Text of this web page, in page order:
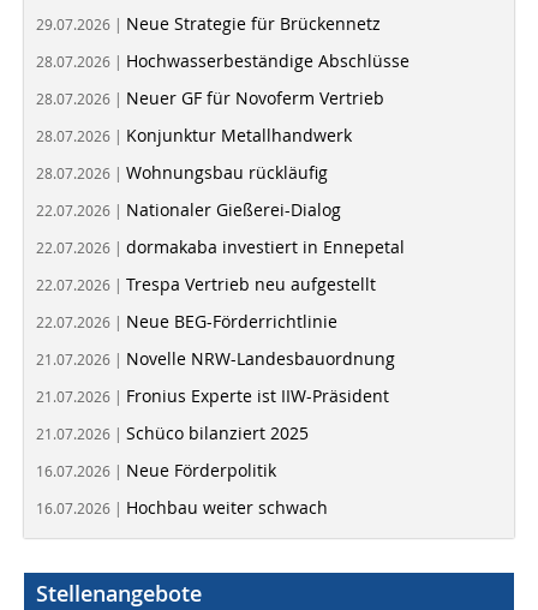
29.07.2026 | Neue Strategie für Brückennetz
28.07.2026 | Hochwasserbeständige Abschlüsse
28.07.2026 | Neuer GF für Novoferm Vertrieb
28.07.2026 | Konjunktur Metallhandwerk
28.07.2026 | Wohnungsbau rückläufig
22.07.2026 | Nationaler Gießerei-Dialog
22.07.2026 | dormakaba investiert in Ennepetal
22.07.2026 | Trespa Vertrieb neu aufgestellt
22.07.2026 | Neue BEG-Förderrichtlinie
21.07.2026 | Novelle NRW-Landesbauordnung
21.07.2026 | Fronius Experte ist IIW-Präsident
21.07.2026 | Schüco bilanziert 2025
16.07.2026 | Neue Förderpolitik
16.07.2026 | Hochbau weiter schwach
Stellenangebote